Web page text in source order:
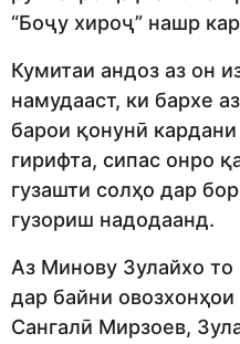
“Боҷу хироҷ” нашр
Кумитаи андоз аз он
намудааст, ки бархе
барои қонунӣ
гирифта, сипас онро
гузашти солҳо дар
гузориш надодаанд.
Аз Минову Зулайхо
дар байни
Сангалӣ Мирзоев,